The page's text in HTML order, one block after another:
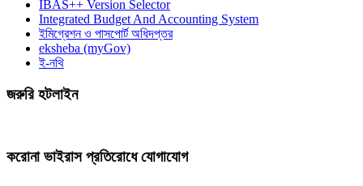
IBAS++ Version Selector
Integrated Budget And Accounting System
ইমিগ্রেশন ও পাসপোর্ট অধিদপ্তর
eksheba (myGov)
ই-নথি
জরুরি হটলাইন
করোনা ভাইরাস প্রতিরোধে যোগাযোগ